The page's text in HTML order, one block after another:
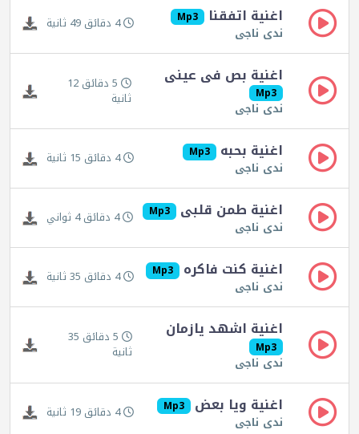
اغنية اتفقنا Mp3
ندى ناجى 4 دقائق 49 ثانية
اغنية بص فى عينى
Mp3
ندى ناجى
5 دقائق 12
ثانية
اغنية بحبه Mp3
ندى ناجى 4 دقائق 15 ثانية
اغنية طمن قلبى Mp3
ندى ناجى 4 دقائق 4 ثواني
اغنية كنت فاكره Mp3
ندى ناجى 4 دقائق 35 ثانية
اغنية اشهد يازمان
Mp3
ندى ناجى
5 دقائق 35
ثانية
اغنية ويا بعض Mp3
ندى ناجى 4 دقائق 19 ثانية